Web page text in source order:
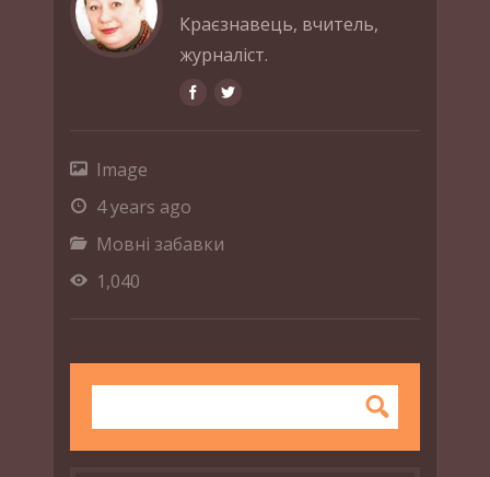
Краєзнавець, вчитель,
журналіст.
Image
4 years ago
Мовні забавки
1,040